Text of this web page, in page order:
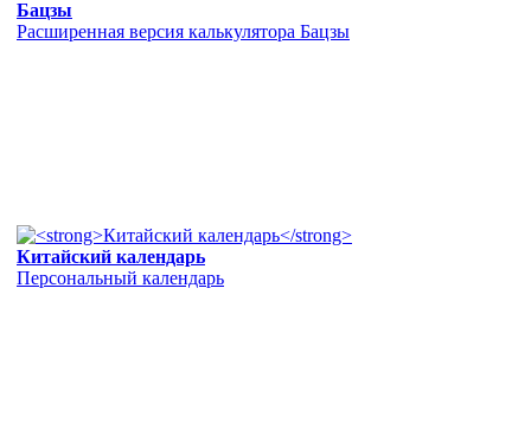
Бацзы
Расширенная версия калькулятора Бацзы
Китайский календарь
Персональный календарь